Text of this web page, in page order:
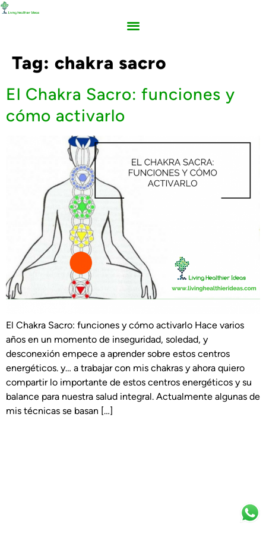
Tag: chakra sacro
El Chakra Sacro: funciones y
cómo activarlo
El Chakra Sacro: funciones y cómo activarlo Hace varios
años en un momento de inseguridad, soledad, y
desconexión empece a aprender sobre estos centros
energéticos. y… a trabajar con mis chakras y ahora quiero
compartir lo importante de estos centros energéticos y su
balance para nuestra salud integral. Actualmente algunas de
mis técnicas se basan […]